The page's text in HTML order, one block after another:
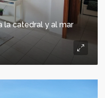
la catedral y al mar